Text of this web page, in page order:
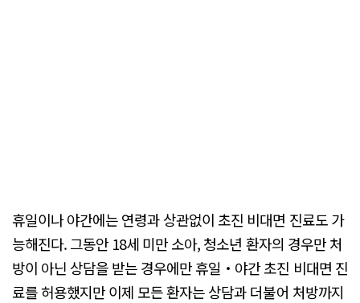
휴일이나 야간에는 연령과 상관없이 초진 비대면 진료도 가
능해진다. 그동안 18세 미만 소아, 청소년 환자의 경우만 처
방이 아닌 상담을 받는 경우에만 휴일‧야간 초진 비대면 진
료를 허용했지만 이제 모든 환자는 상담과 더불어 처방까지